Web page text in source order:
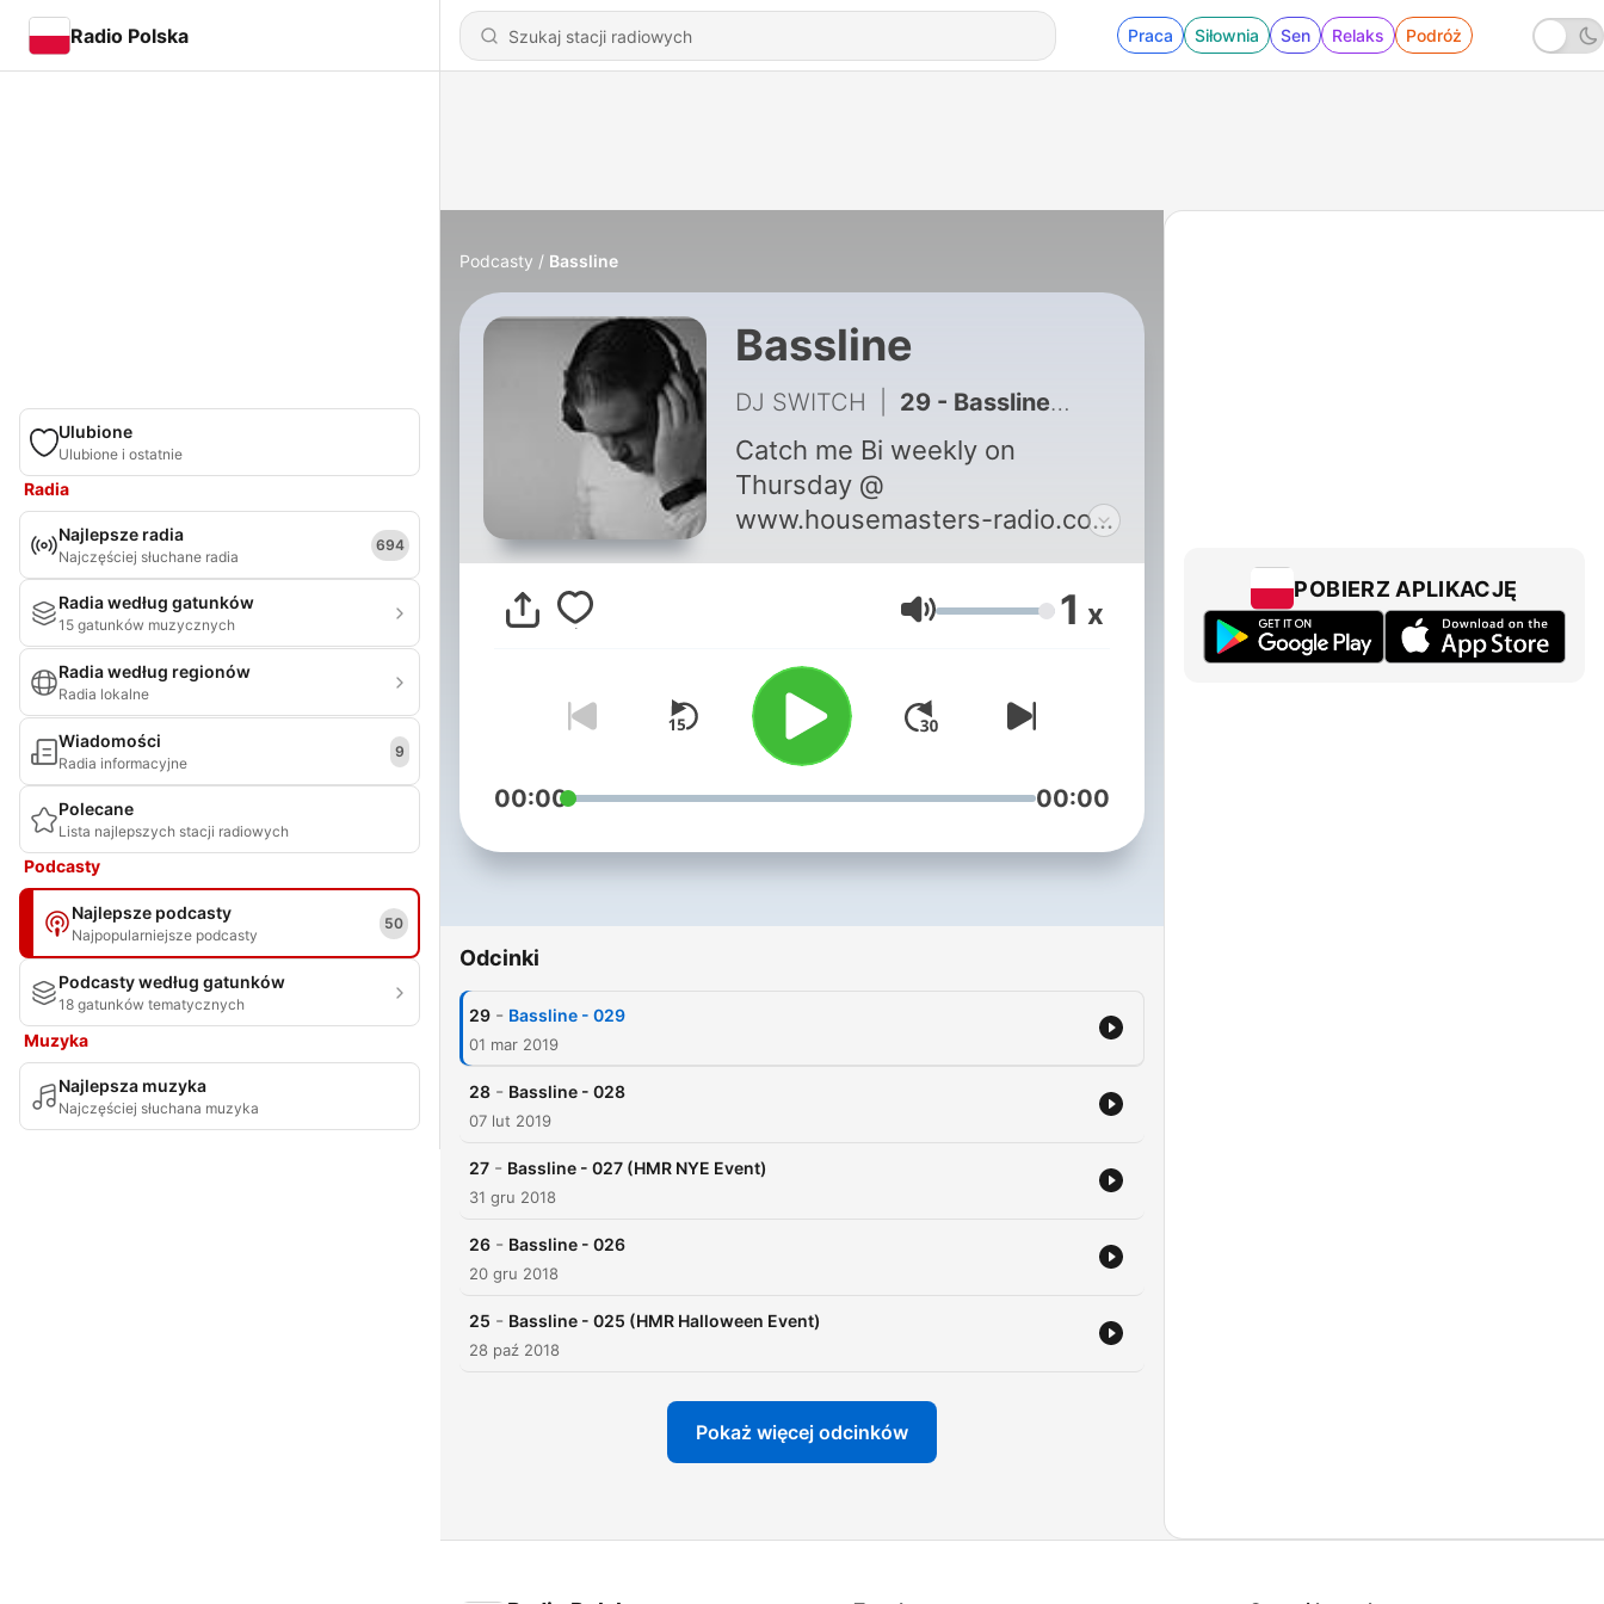
Radio Polska Praca Siłownia Sen Relaks Podróż
Ulubione
Ulubione i ostatnie
Radia
Najlepsze radia
Najczęściej słuchane radia
694
Radia według gatunków
15 gatunków muzycznych
Radia według regionów
Radia lokalne
Wiadomości
Radia informacyjne
9
Polecane
Lista najlepszych stacji radiowych
Podcasty
Najlepsze podcasty
Najpopularniejsze podcasty
50
Podcasty według gatunków
18 gatunków tematycznych
Muzyka
Najlepsza muzyka
Najczęściej słuchana muzyka
Podcasty Bassline
Bassline
DJ SWITCH 29 - Bassline - 029
Catch me Bi weekly on
Thursday @
www.housemasters-radio.com
22:00 CET FOLLOW ME:
INSTAGRAM:
https://www.instagram.com/_djswitch/
FACEBOOK:
https://www.facebook.com/DJSwitchOfficial/
Głośność 1 x
00:00 00:00
Odcinki
29 - Bassline - 029
01 mar 2019
28 - Bassline - 028
07 lut 2019
27 - Bassline - 027 (HMR NYE Event)
31 gru 2018
26 - Bassline - 026
20 gru 2018
25 - Bassline - 025 (HMR Halloween Event)
28 paź 2018
Pokaż więcej odcinków
POBIERZ APLIKACJĘ